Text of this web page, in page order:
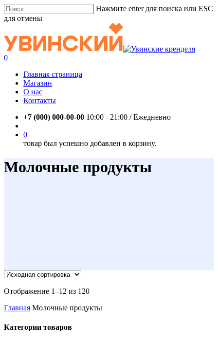
Skip
to
main
content
Нажмите enter для поиска или ESC
для отмены
Search
account
0
Главная страница
Магазин
О нас
Контакты
+7 (000) 000-00-00 10:00 - 21:00 / Eжедневно
0
товар был успешно добавлен в корзину.
Молочные продукты
Отображение 1–12 из 120
Главная Молочные продукты
Категории товаров